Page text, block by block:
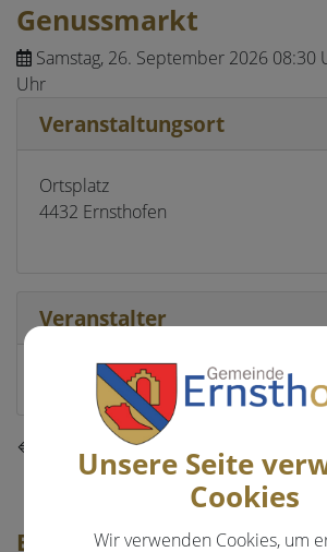
EVENTS & FREIZEIT
Genussmarkt
Samstag, 26. September 2026 08:30
Uhr
Veranstaltungsort
Ortsplatz
4432 Ernsthofen
Veranstalter
Gemeinde Ernsthofen
⇐ zurückUnsere Seite
Cookies
Wir verwenden Cookies, um